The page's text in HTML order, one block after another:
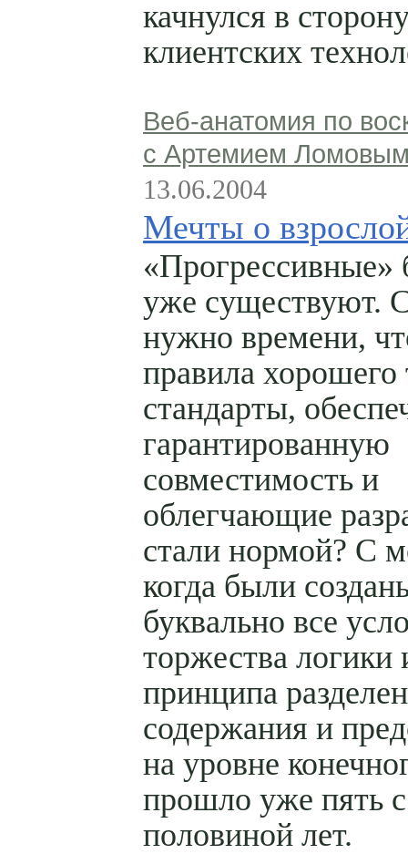
качнулся в
клиентских
Веб-анатомия по
с Артемием
13.06.2004
Мечты о
«Прогрессивные»
уже существуют.
нужно времени,
правила хорошего
стандарты,
гарантированную
совместимость и
облегчающие
стали нормой? С
когда были
буквально все
торжества логики
принципа
содержания и
на уровне
прошло уже пять с
половиной лет.